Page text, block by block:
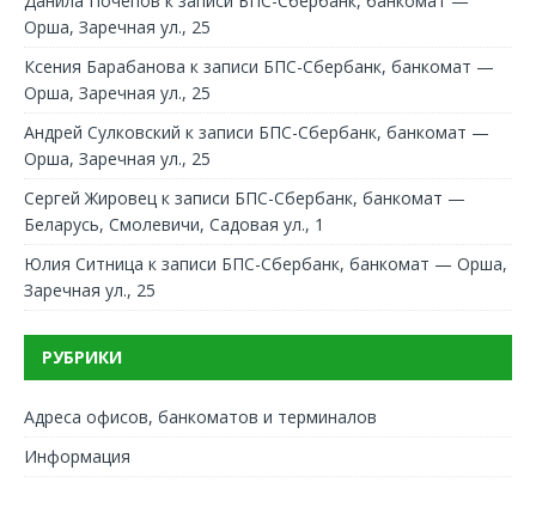
Орша, Заречная ул., 25
Ксения Барабанова к записи БПС-Сбербанк, банкомат —
Орша, Заречная ул., 25
Андрей Сулковский к записи БПС-Сбербанк, банкомат —
Орша, Заречная ул., 25
Сергей Жировец к записи БПС-Сбербанк, банкомат —
Беларусь, Смолевичи, Садовая ул., 1
Юлия Ситница к записи БПС-Сбербанк, банкомат — Орша,
Заречная ул., 25
РУБРИКИ
Адреса офисов, банкоматов и терминалов
Информация